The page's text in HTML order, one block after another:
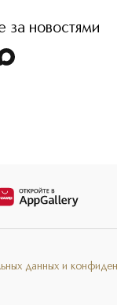
за новостями
данных и